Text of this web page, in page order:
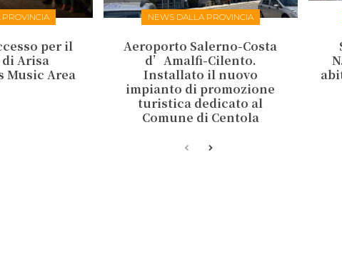
per il
Arisa
Area
NEWS DALLA PROVINCIA
Aeroporto Salerno-Costa
d’Amalfi-Cilento.
Installato il nuovo
impianto di promozione
turistica dedicato al
Comune di Centola